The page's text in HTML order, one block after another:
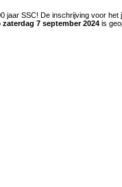
jaar SSC! De inschrijving voor
zaterdag 7 september 2024 is